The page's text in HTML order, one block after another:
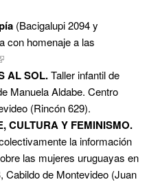
(Bacigalupi 2094 y
con homenaje a las
AL SOL.Taller infantil de
Manuela Aldabe. Centro
(Rincón 629).
CULTURA Y FEMINISMO.
la información
las mujeres uruguayas en
Cabildo de Montevideo (Juan